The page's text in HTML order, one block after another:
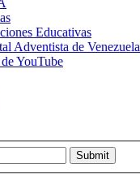
Educativas
Adventista de Venezuela
YouTube
Submit